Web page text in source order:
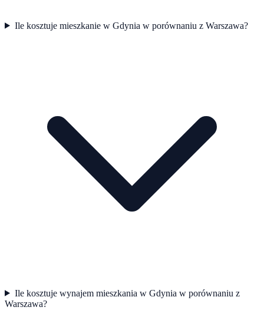
Ile kosztuje mieszkanie w Gdynia w porównaniu z Warszawa?
Ile kosztuje wynajem mieszkania w Gdynia w porównaniu z
Warszawa?